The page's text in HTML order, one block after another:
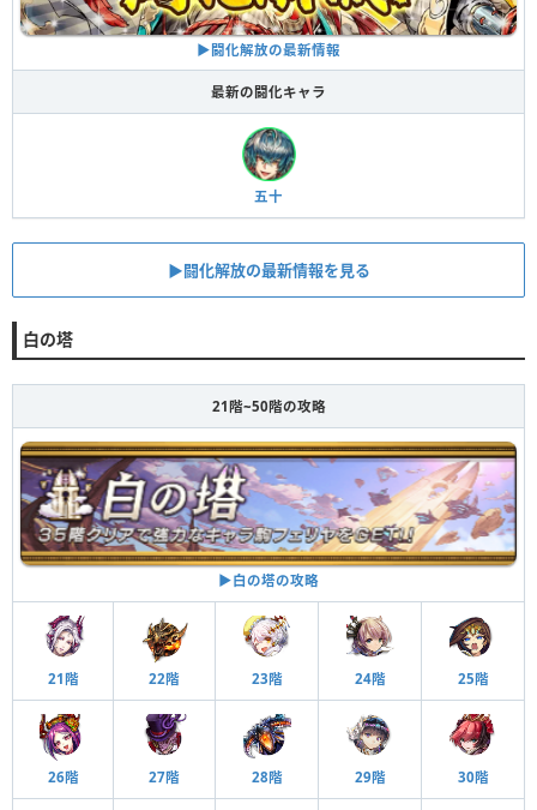
▶︎闘化解放の最新情報
最新の闘化キャラ
五十
▶︎闘化解放の最新情報を見る
白の塔
21階~50階の攻略
▶︎白の塔の攻略
21階 22階 23階 24階 25階
26階 27階 28階 29階 30階